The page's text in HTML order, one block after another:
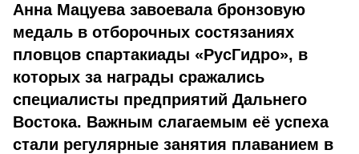
Анна Мацуева завоевала бронзовую
медаль в отборочных состязаниях
пловцов спартакиады «РусГидро», в
которых за награды сражались
специалисты предприятий Дальнего
Востока. Важным слагаемым её успеха
стали регулярные занятия плаванием в